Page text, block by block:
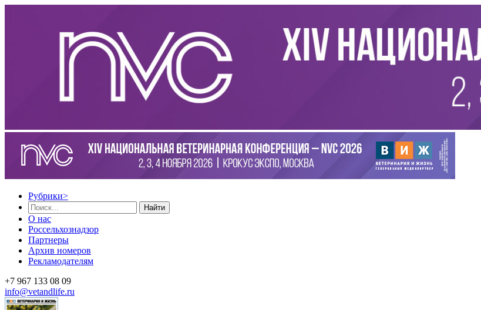
Рубрики>
Найти
О нас
Россельхознадзор
Партнеры
Архив номеров
Рекламодателям
+7 967 133 08 09
info@vetandlife.ru